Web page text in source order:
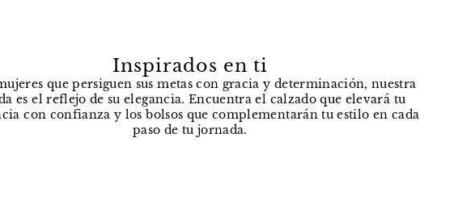
Inspirados en ti
que persiguen sus metas con gracia y determinación, nuestra
es el reflejo de su elegancia. Encuentra el calzado que elevará tu
con confianza y los bolsos que complementarán tu estilo en cada
paso de tu jornada.